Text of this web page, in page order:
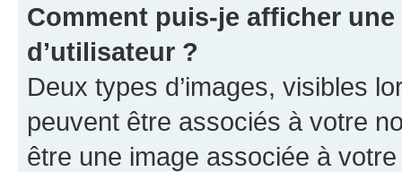
Comment puis-je afficher
d’utilisateur ?
Deux types d’images, visibles
peuvent être associés à votre
être une image associée à